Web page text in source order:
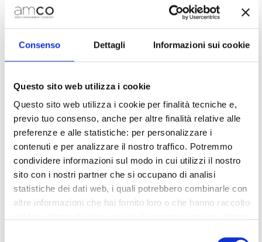
Consenso Dettagli Informazioni sui cookie
Questo sito web utilizza i cookie
Questo sito web utilizza i cookie per finalità tecniche e,
previo tuo consenso, anche per altre finalità relative alle
preferenze e alle statistiche: per personalizzare i
contenuti e per analizzare il nostro traffico. Potremmo
condividere informazioni sul modo in cui utilizzi il nostro
sito con i nostri partner che si occupano di analisi
statistiche dei dati web, i quali potrebbero combinarle con
altre informazioni che hai fornito loro o che hanno raccolto
senior bond unsecured di
250 milioni di euro
nell’ambito del Programma
EMTN di 1 miliardo di euro
Richieste ampiamente superiori
all’ammontare previsto